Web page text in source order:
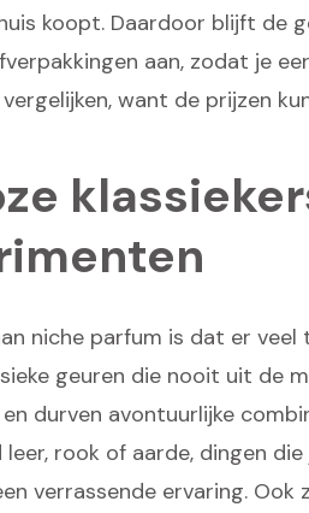
koopt. Daardoor blijft de
aan, zodat je
want de prijzen
niche parfum is dat er
geuren die nooit uit de
durven avontuurlijke
rook of aarde, dingen
verrassende ervaring. Ook